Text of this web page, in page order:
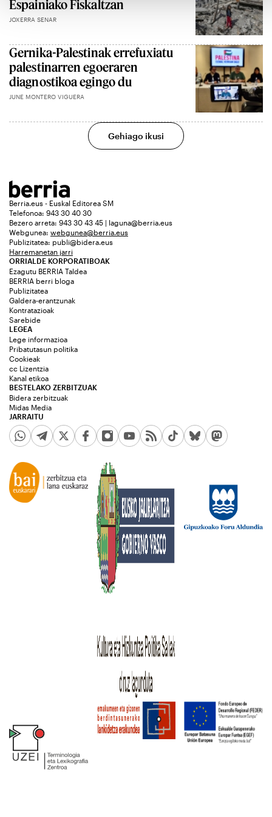
Espainiako Fiskaltzan
JOXERRA SENAR
Gernika-Palestinak errefuxiatu
palestinarren egoeraren
diagnostikoa egingo du
JUNE MONTERO VIGUERA
Gehiago ikusi
Berria.eus - Euskal Editorea SM
Telefonoa: 943 30 40 30
Bezero arreta: 943 30 43 45 | laguna@berria.eus
Webgunea: webgunea@berria.eus
Publizitatea: publi@bidera.eus
Harremanetan jarri
ORRIALDE KORPORATIBOAK
Ezagutu BERRIA Taldea
BERRIA berri bloga
Publizitatea
Galdera-erantzunak
Kontratazioak
Sarebide
JARRAITU
LEGEA
Lege informazioa
Pribatutasun politika
Cookieak
cc Lizentzia
Kanal etikoa
BESTELAKO ZERBITZUAK
Bidera zerbitzuak
Midas Media